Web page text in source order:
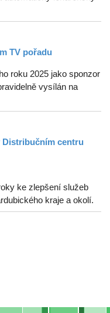
TV pořadu
roku 2025 jako sponzor
vysílán na
Distribučním centru
ke zlepšení služeb
kraje a okolí.